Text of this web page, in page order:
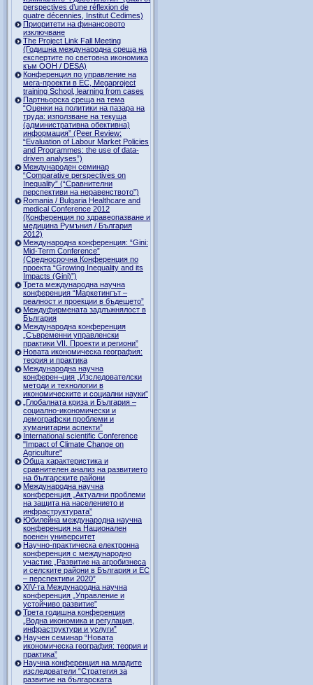
perspectives d’une réflexion de
quatre décennies, Institut Cedimes)
Приоритети на финансовото
изключване
The Project Link Fall Meeting
(Годишна международна среща на
експертите по световна икономика
към ООН / DESA)
Конференция по управление на
мега-проекти в ЕС, Megaproject
training School, learning from cases
Партньорска среща на тема
“Оценки на политики на пазара на
труда: използване на текуща
(административна обективна)
информация” (Peer Review:
“Evaluation of Labour Market Policies
and Programmes: the use of data-
driven analyses”)
Международен семинар
“Comparative perspectives on
Inequality” (“Сравнителни
перспективи на неравенството”)
Romania / Bulgaria Healthcare and
medical Conference 2012
(Конференция по здравеопазване и
медицина Румъния / България
2012)
Международна конференция: “Gini:
Mid-Term Conference”
(Средносрочна Конференция по
проекта “Growing Inequality and its
Impacts (Gini)”)
Трета международна научна
конференция “Маркетингът –
реалност и проекции в бъдещето”
Междуфирмената задлъжнялост в
България
Международна конференция
„Съвременни управленски
практики VII. Проекти и региони”
Новата икономическа география:
теория и практика
Международна научна
конферен¬ция „Изследователски
методи и технологии в
икономическите и социални науки”
„Глобалната криза и България –
социално-икономически и
демографски проблеми и
хуманитарни аспекти”
International scientific Conference
"Impact of Climate Change on
Agriculture"
Обща характеристика и
сравнителен анализ на развитието
на българските райони
Международна научна
конференция „Актуални проблеми
на защита на населението и
инфраструктурата”
Юбилейна международна научна
конференция на Национален
военен университет
Научно-практическа електронна
конференция с международно
участие „Развитие на агробизнеса
и селските райони в България и ЕС
– перспективи 2020”
XIV-та Международна научна
конференция „Управление и
устойчиво развитие”
Трета годишна конференция
„Водна икономика и регулация,
инфраструктури и услуги”
Научен семинар “Новата
икономическа география: теория и
практика”
Научна конференция на младите
изследователи “Стратегия за
развитие на българската